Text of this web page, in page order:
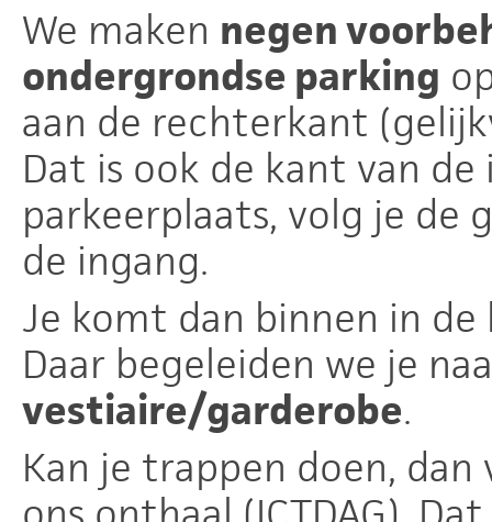
We maken negen
ondergrondse parking
aan de rechterkant
Dat is ook de kant van
parkeerplaats, volg je de
de ingang.
Je komt dan binnen in
Daar begeleiden we je
vestiaire/garderobe.
Kan je trappen doen,